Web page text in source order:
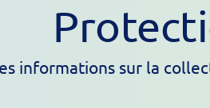
informations sur la